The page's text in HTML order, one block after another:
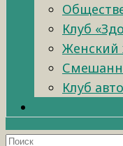
Клуб
Женский
Клуб